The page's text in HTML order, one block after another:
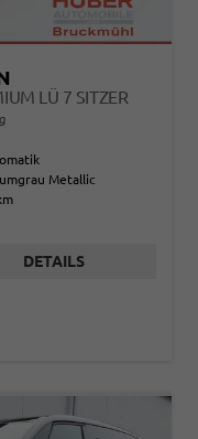
LÜ 7 SITZER
Metallic
DETAILS